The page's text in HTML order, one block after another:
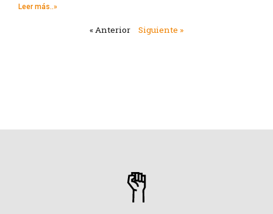
Leer más..»
« Anterior Siguiente »